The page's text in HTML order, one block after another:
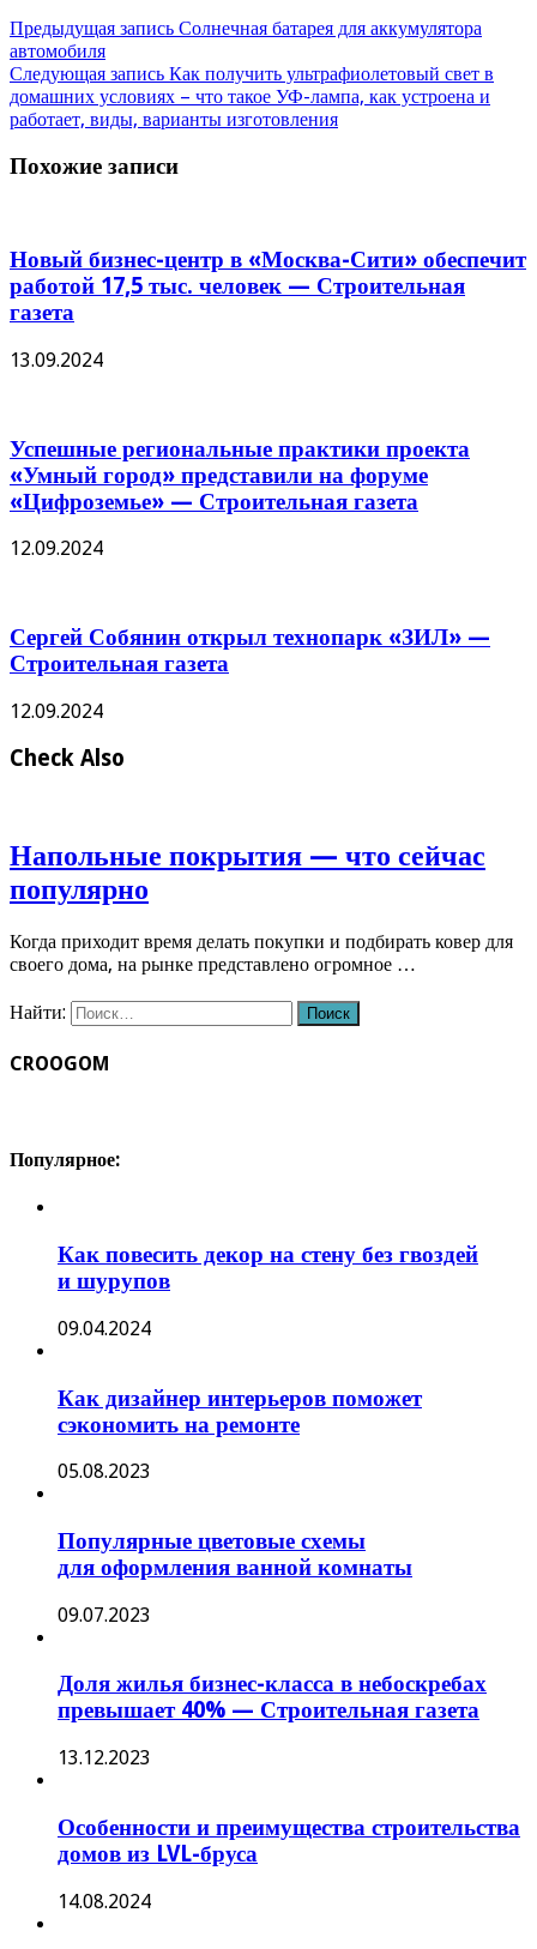
Предыдущая запись Солнечная батарея для аккумулятора
автомобиля
Следующая запись Как получить ультрафиолетовый свет в
домашних условиях – что такое УФ-лампа, как устроена и
работает, виды, варианты изготовления
Похожие записи
Новый бизнес-центр в «Москва-Сити» обеспечит
работой 17,5 тыс. человек — Строительная
газета
13.09.2024
Успешные региональные практики проекта
«Умный город» представили на форуме
«Цифроземье» — Строительная газета
12.09.2024
Сергей Собянин открыл технопарк «ЗИЛ» —
Строительная газета
12.09.2024
Check Also
Напольные покрытия — что сейчас
популярно
Когда приходит время делать покупки и подбирать ковер для
своего дома, на рынке представлено огромное …
Найти:
CROOGOM
Популярное:
Как повесить декор на стену без гвоздей
и шурупов
09.04.2024
Как дизайнер интерьеров поможет
сэкономить на ремонте
05.08.2023
Популярные цветовые схемы
для оформления ванной комнаты
09.07.2023
Доля жилья бизнес-класса в небоскребах
превышает 40% — Строительная газета
13.12.2023
Особенности и преимущества строительства
домов из LVL-бруса
14.08.2024